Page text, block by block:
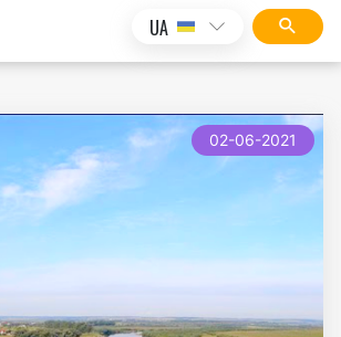
UA
02-06-2021